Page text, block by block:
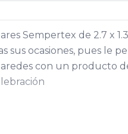
Sempertex de 2.7 x
sus ocasiones, pues le
con un producto